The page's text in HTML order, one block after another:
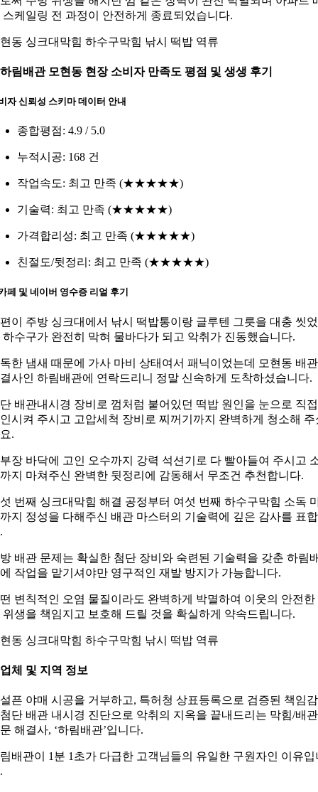
스케일링 전 과정이 안전하게 종료되었습니다.
동 싱크대막힘 하수구막힘 낚시 떡밥 역류
림배관 모현동 현장 소비자 만족도 평점 및 생생 후기
자 신뢰성 스키마 데이터 안내
종합평점: 4.9 / 5.0
누적시공: 168 건
작업속도: 최고 만족 (★★★★★)
기술력: 최고 만족 (★★★★★)
가격합리성: 최고 만족 (★★★★★)
친절도/뒷정리: 최고 만족 (★★★★★)
페 및 네이버 영수증 리얼 후기
이 주방 싱크대에서 낚시 떡밥통이랑 글루텐 그릇을 대충 씻
하수구가 완전히 막혀 물바다가 되고 악취가 진동했습니다.
한 냄새 때문에 가사 마비 상태여서 패닉이었는데 모현동 배관
사인 하림배관에 연락드리니 정말 신속하게 도착하셨습니다.
배관내시경 장비로 껌처럼 붙어있던 떡밥 원인을 눈으로 직접
시켜 주시고 고압세척 장비로 찌꺼기까지 완벽하게 청소해 주
.
장 바닥에 고인 오수까지 강력 석션기로 다 빨아들여 주시고
지 마쳐주신 완벽한 뒷정리에 감동해서 무조건 추천합니다.
번째 싱크대막힘 해결 공정부터 여섯 번째 하수구막힘 소독
지 정성을 다해주신 배관 마스터의 기술력에 깊은 감사를 표
배관 문제는 확실한 첨단 장비와 숙련된 기술력을 갖춘 하림
작업을 맡기셔야만 영구적인 재발 방지가 가능합니다.
변칙적인 오염 물질이라도 완벽하게 박멸하여 이웃의 안전한
위생을 책임지고 보호해 드릴 것을 확실하게 약속드립니다.
동 싱크대막힘 하수구막힘 낚시 떡밥 역류
체 및 지역 정보
픈 야매 시공을 거부하고, 특허청 상표등록으로 검증된 책임
단 배관 내시경 진단으로 악취의 지옥을 끝내드리는 막힘/배관
해결사, ‘하림배관’입니다.
배관이 1분 1초가 다급한 고객님들의 유일한 구원자인 이유입